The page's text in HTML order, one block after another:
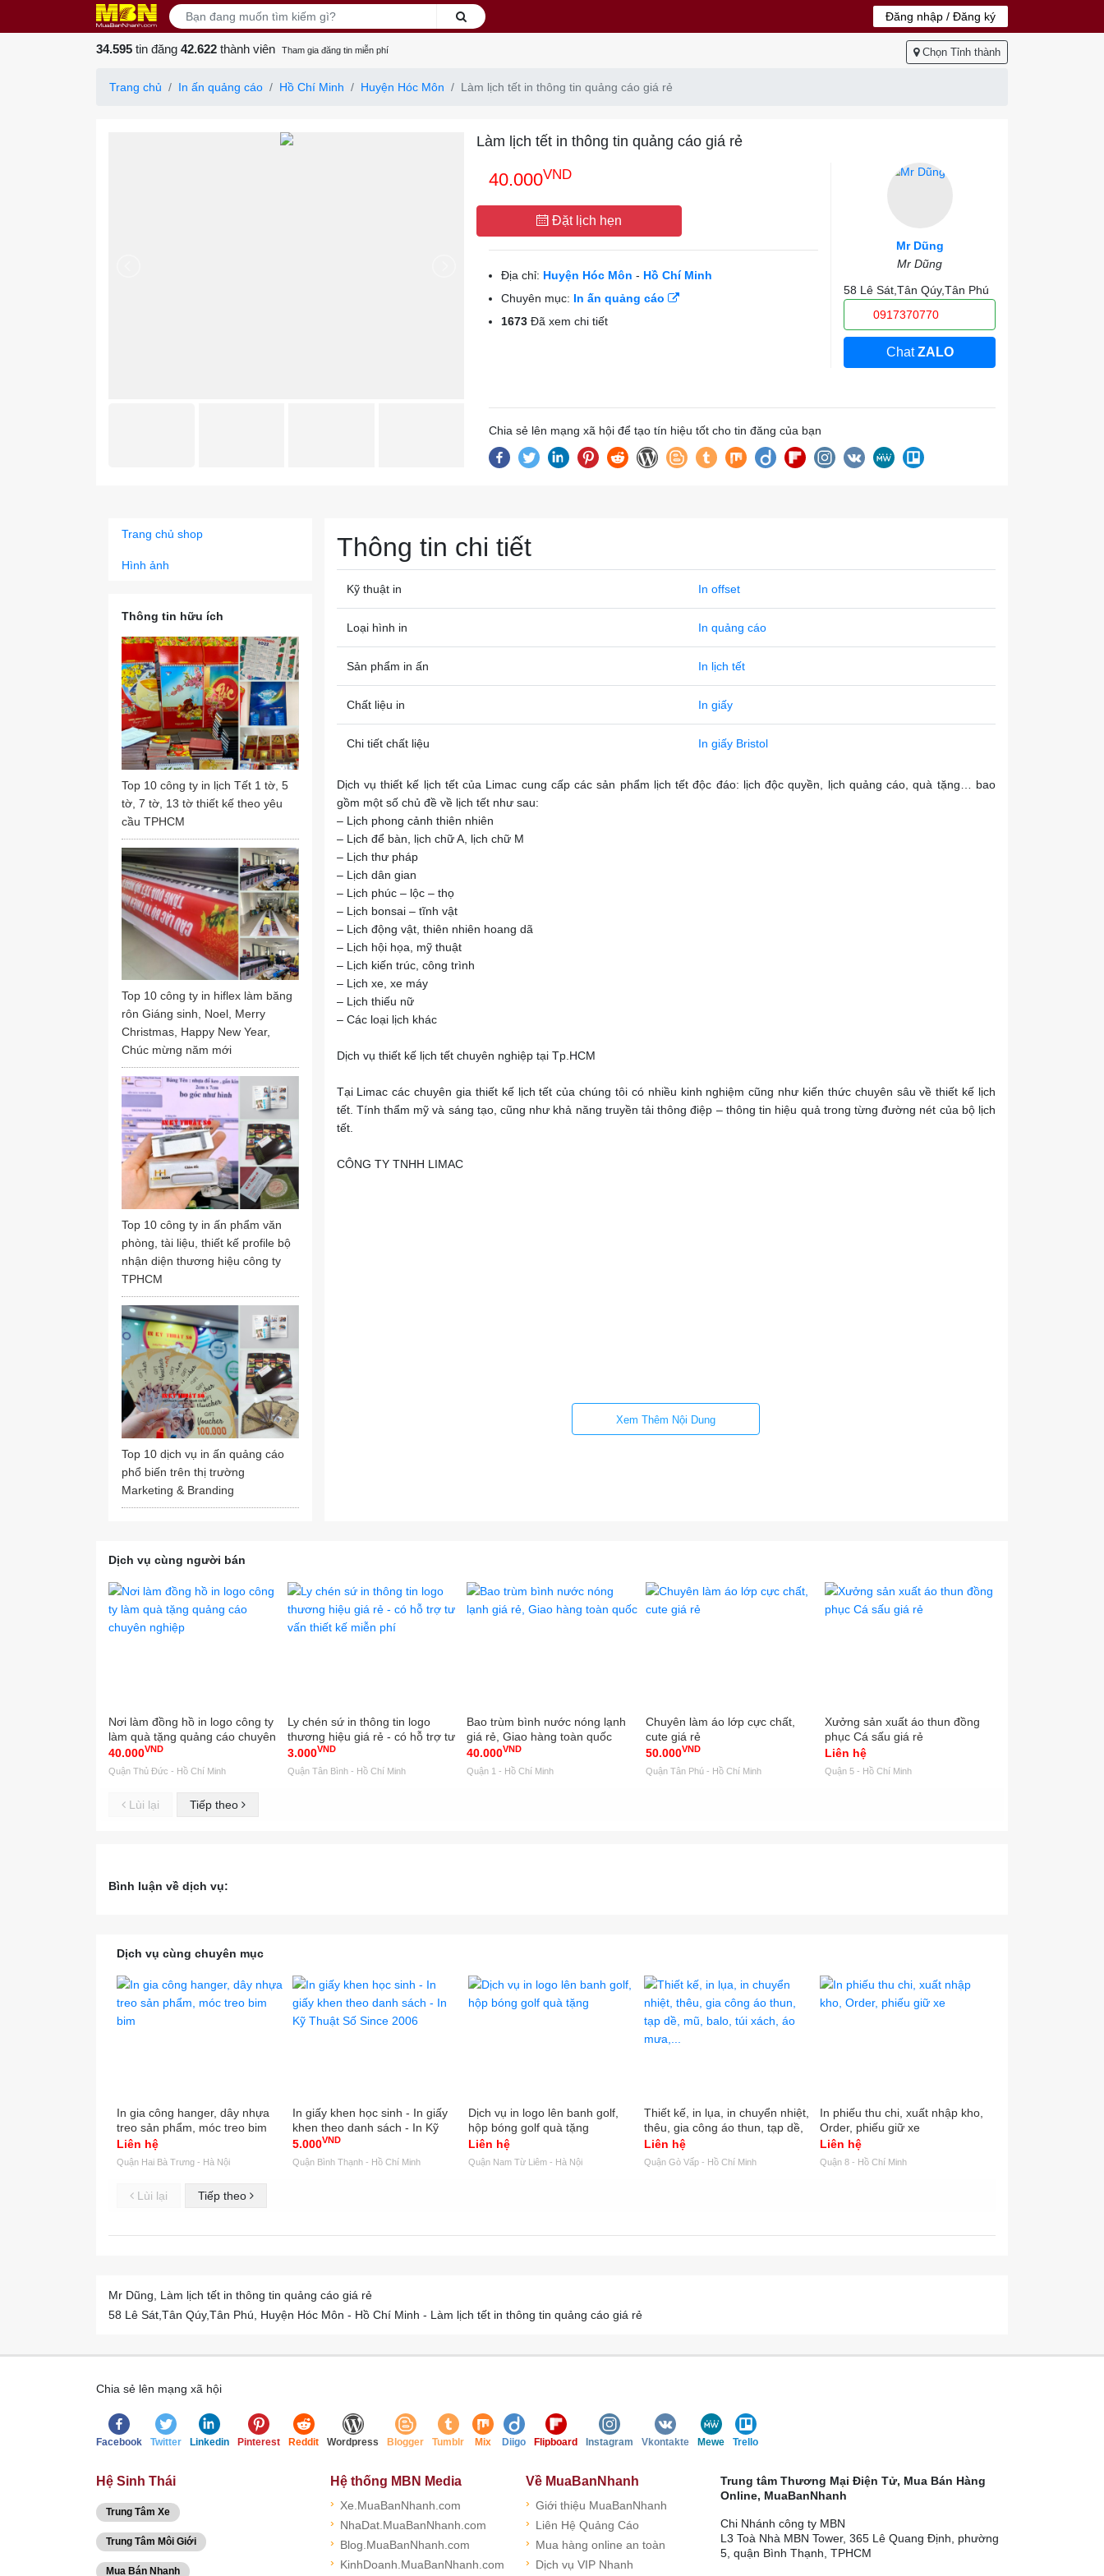
Đăng nhập / Đăng ký
34.595 tin đăng 42.622 thành viên Tham gia đăng tin miễn phí Chọn Tỉnh thành
Trang chủ In ấn quảng cáo Hồ Chí Minh Huyện Hóc Môn Làm lịch tết in thông tin quảng cáo giá rẻ
Làm lịch tết in thông tin quảng cáo giá rẻ
40.000VND
Đặt lịch hẹn
Địa chỉ: Huyện Hóc Môn - Hồ Chí Minh
Chuyên mục: In ấn quảng cáo
1673Đã xem chi tiết
Mr Dũng
Mr Dũng
58 Lê Sát,Tân Qúy,Tân Phú
0917370770
ChatZALO
Chia sẻ lên mạng xã hội để tạo tín hiệu tốt cho tin đăng của bạn
Trang chủ shop
Hình ảnh
Thông tin hữu ích
Top 10 công ty in lịch Tết 1 tờ, 5
tờ, 7 tờ, 13 tờ thiết kế theo yêu
cầu TPHCM
Top 10 công ty in hiflex làm băng
rôn Giáng sinh, Noel, Merry
Christmas, Happy New Year,
Chúc mừng năm mới
Top 10 công ty in ấn phẩm văn
phòng, tài liệu, thiết kế profile bộ
nhận diện thương hiệu công ty
TPHCM
Top 10 dịch vụ in ấn quảng cáo
phổ biến trên thị trường
Marketing & Branding
Thông tin chi tiết
Kỹ thuật in In offset
Loại hình in In quảng cáo
Sản phẩm in ấn In lịch tết
Chất liệu in In giấy
Chi tiết chất liệu In giấy Bristol
Dịch vụ thiết kế lịch tết của Limac cung cấp các sản phẩm lịch tết độc đáo: lịch độc quyền, lịch quảng cáo, quà tặng… bao
gồm một số chủ đề về lịch tết như sau:
– Lịch phong cảnh thiên nhiên
– Lịch để bàn, lịch chữ A, lịch chữ M
– Lịch thư pháp
– Lịch dân gian
– Lịch phúc – lộc – thọ
– Lịch bonsai – tĩnh vật
– Lịch động vật, thiên nhiên hoang dã
– Lịch hội họa, mỹ thuật
– Lịch kiến trúc, công trình
– Lịch xe, xe máy
– Lịch thiếu nữ
– Các loại lịch khác
Dịch vụ thiết kế lịch tết chuyên nghiệp tại Tp.HCM
Tại Limac các chuyên gia thiết kế lịch tết của chúng tôi có nhiều kinh nghiệm cũng như kiến thức chuyên sâu về thiết kế lịch
tết. Tính thẩm mỹ và sáng tạo, cũng như khả năng truyền tải thông điệp – thông tin hiệu quả trong từng đường nét của bộ lịch
tết.
CÔNG TY TNHH LIMAC
Xem Thêm Nội Dung
Dịch vụ cùng người bán
Nơi làm đồng hồ in logo công ty
làm quà tặng quảng cáo chuyên
nghiệp
40.000VND
Quận Thủ Đức - Hồ Chí Minh
Ly chén sứ in thông tin logo
thương hiệu giá rẻ - có hỗ trợ tư
vấn thiết kế miễn phí
3.000VND
Quận Tân Bình - Hồ Chí Minh
Bao trùm bình nước nóng lạnh
giá rẻ, Giao hàng toàn quốc
40.000VND
Quận 1 - Hồ Chí Minh
Chuyên làm áo lớp cực chất,
cute giá rẻ
50.000VND
Quận Tân Phú - Hồ Chí Minh
Xưởng sản xuất áo thun đồng
phục Cá sấu giá rẻ
Liên hệ
Quận 5 - Hồ Chí Minh
Lùi lại Tiếp theo
Bình luận về dịch vụ:
Dịch vụ cùng chuyên mục
In gia công hanger, dây nhựa
treo sản phẩm, móc treo bim
bim
Liên hệ
Quận Hai Bà Trưng - Hà Nội
In giấy khen học sinh - In giấy
khen theo danh sách - In Kỹ
Thuật Số Since 2006
5.000VND
Quận Bình Thạnh - Hồ Chí Minh
Dịch vụ in logo lên banh golf,
hộp bóng golf quà tặng
Liên hệ
Quận Nam Từ Liêm - Hà Nội
Thiết kế, in lụa, in chuyển nhiệt,
thêu, gia công áo thun, tạp dề,
mũ, balo, túi xách, áo mưa,...
Liên hệ
Quận Gò Vấp - Hồ Chí Minh
In phiếu thu chi, xuất nhập kho,
Order, phiếu giữ xe
Liên hệ
Quận 8 - Hồ Chí Minh
Lùi lại Tiếp theo
Mr Dũng, Làm lịch tết in thông tin quảng cáo giá rẻ
58 Lê Sát,Tân Qúy,Tân Phú, Huyện Hóc Môn - Hồ Chí Minh - Làm lịch tết in thông tin quảng cáo giá rẻ
Chia sẻ lên mạng xã hội
Facebook Twitter Linkedin Pinterest Reddit Wordpress Blogger Tumblr Mix Diigo Flipboard Instagram Vkontakte Mewe Trello
Hệ Sinh Thái
Trung Tâm Xe
Trung Tâm Môi Giới
Mua Bán Nhanh
Hệ thống MBN Media
› Xe.MuaBanNhanh.com
› NhaDat.MuaBanNhanh.com
› Blog.MuaBanNhanh.com
› KinhDoanh.MuaBanNhanh.com
Về MuaBanNhanh
› Giới thiệu MuaBanNhanh
› Liên Hệ Quảng Cáo
› Mua hàng online an toàn
› Dịch vụ VIP Nhanh
Trung tâm Thương Mại Điện Tử, Mua Bán Hàng
Online, MuaBanNhanh
Chi Nhánh công ty MBN
L3 Toà Nhà MBN Tower, 365 Lê Quang Định, phường
5, quận Bình Thạnh, TPHCM